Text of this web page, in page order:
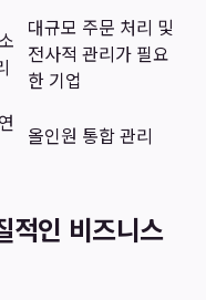
대규모 주문 처리 및
전사적 관리가 필요
한 기업
올인원 통합 관리
적인 비즈니스